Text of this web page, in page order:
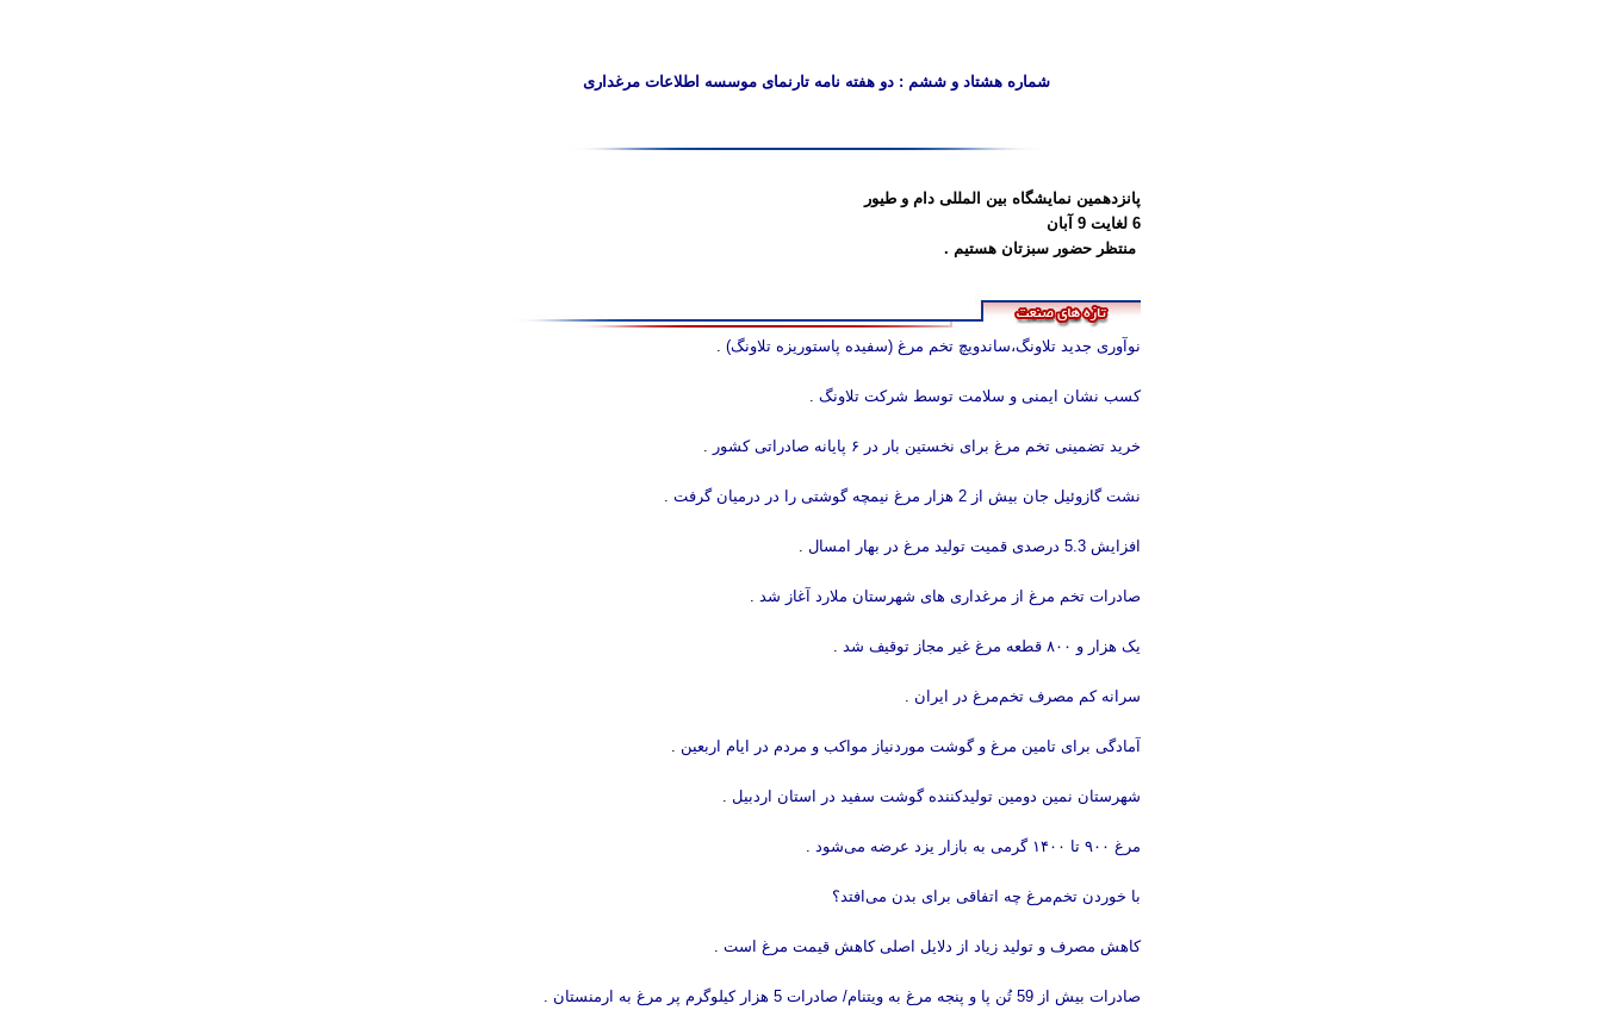
شماره هشتاد و ششم : دو هفته نامه تارنمای موسسه اطلاعات مرغداری
پانزدهمین نمایشگاه بین المللی دام و طیور
6 لغایت 9 آبان
منتظر حضور سبزتان هستیم .
نوآوری جدید تلاونگ،ساندویچ تخم مرغ (سفیده پاستوریزه تلاونگ)
کسب نشان ایمنی و سلامت توسط شرکت تلاونگ
خرید تضمینی تخم مرغ برای نخستین بار در ۶ پایانه صادراتی کشور
نشت گازوئیل جان بیش‌ از 2 هزار مرغ نیمچه گوشتی را در درمیان گرفت
افزایش 5.3 درصدی قمیت تولید مرغ در بهار امسال
صادرات تخم مرغ از مرغداری های شهرستان ملارد آغاز شد
یک هزار و ۸۰۰ قطعه مرغ غیر مجاز توقیف شد
سرانه کم مصرف تخم‌مرغ در ایران
آمادگی برای تامین مرغ و گوشت موردنیاز مواکب و مردم در ایام اربعین
شهرستان نمین دومین تولیدکننده گوشت سفید در استان اردبیل
مرغ ۹۰۰ تا ۱۴۰۰ گرمی به بازار یزد عرضه می‌شود
با خوردن تخم‌مرغ چه اتفاقی برای بدن می‌افتد؟
کاهش مصرف و تولید زیاد از دلایل اصلی کاهش قیمت مرغ است
صادرات بیش از 59 تُن پا و پنجه مرغ به ویتنام/ صادرات 5 هزار کیلوگرم پر مرغ به ارمنستان